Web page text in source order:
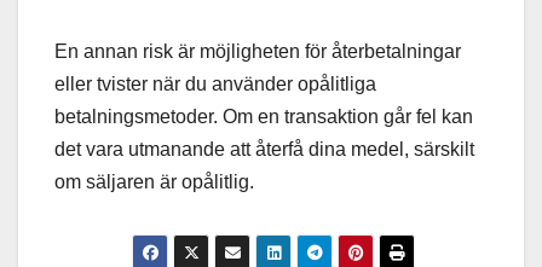
En annan risk är möjligheten för återbetalningar
eller tvister när du använder opålitliga
betalningsmetoder. Om en transaktion går fel kan
det vara utmanande att återfå dina medel, särskilt
om säljaren är opålitlig.